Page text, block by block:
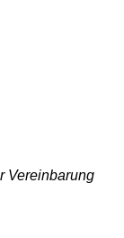
Vereinbarung